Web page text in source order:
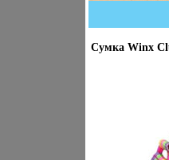
Сумка Winx